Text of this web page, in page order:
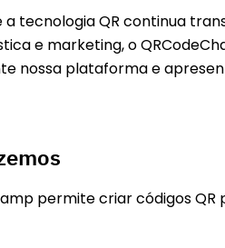
a tecnologia QR continua
e marketing, o
nossa plataforma e
permite criar códigos